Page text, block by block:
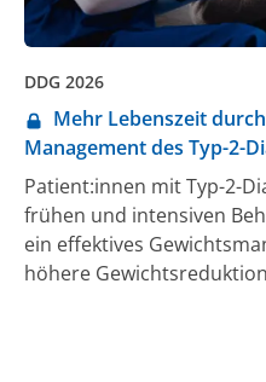
DDG 2026
Mehr Lebenszeit
Management des Typ-2-
Patient:innen mit Typ-2-
frühen und intensiven
ein effektives
höhere
Praxisempfehlung hat